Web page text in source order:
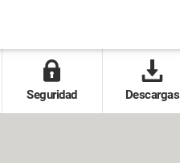
Seguridad Descargas